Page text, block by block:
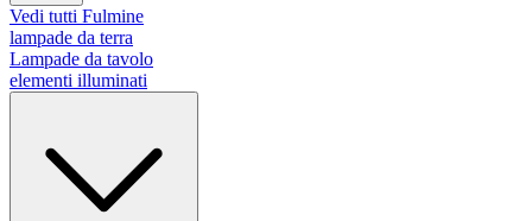
Vedi tutti Fulmine
lampade da terra
Lampade da tavolo
elementi illuminati